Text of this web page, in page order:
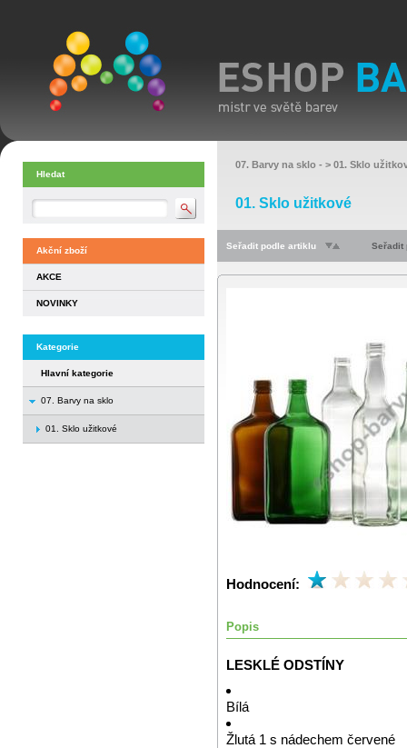
Hledat
Akční zboží
AKCE
NOVINKY
Kategorie
Hlavní kategorie
07. Barvy na sklo
01. Sklo užitkové
07. Barvy na sklo - > 01. Sklo
01. Sklo užitkové
Seřadit podle artiklu Seřadit
Hodnocení:
Popis
LESKLÉ ODSTÍNY
Bílá
Žlutá 1 s nádechem červené